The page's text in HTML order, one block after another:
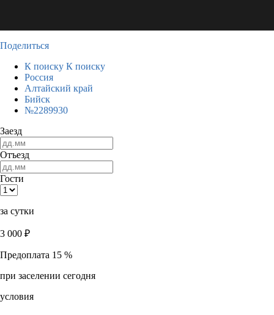
Поделиться
К поиску К поиску
Россия
Алтайский край
Бийск
№2289930
Заезд
Отъезд
Гости
за сутки
3 000 ₽
Предоплата 15 %
при заселении сегодня
условия